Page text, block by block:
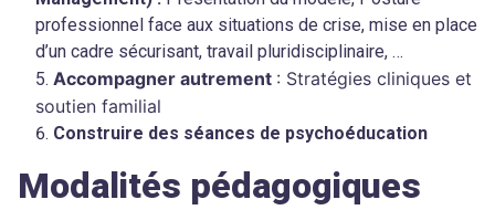
professionnel face aux situations de crise, mise en place
d’un cadre sécurisant, travail pluridisciplinaire, …
Accompagner autrement : Stratégies cliniques et
soutien familial
Construire des séances de psychoéducation
Modalités pédagogiques